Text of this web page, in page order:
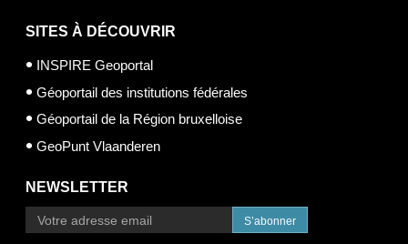
SITES À DÉCOUVRIR
INSPIRE Geoportal
Géoportail des institutions fédérales
Géoportail de la Région bruxelloise
GeoPunt Vlaanderen
NEWSLETTER
S’abonner